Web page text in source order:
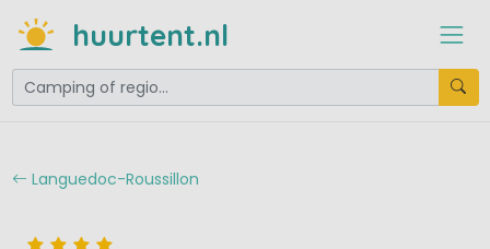
huurtent.nl
Languedoc-Roussillon